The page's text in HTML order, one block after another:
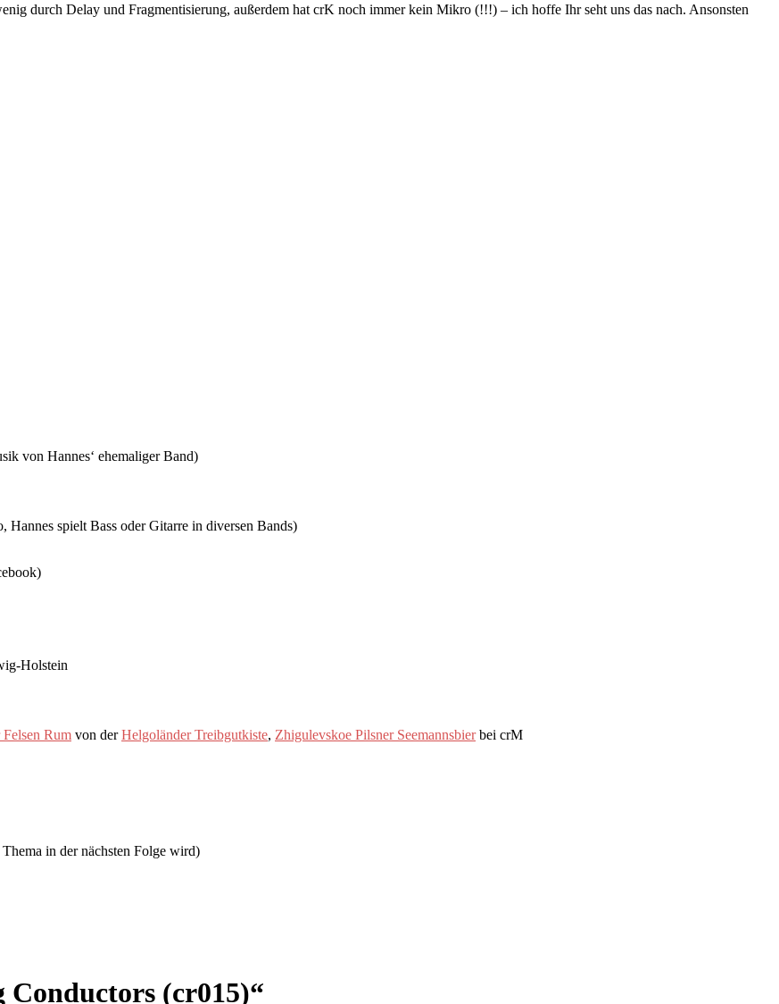
durch Delay und Fragmentisierung, außerdem hat crK noch immer kein Mikro (!!!) – ich hoffe Ihr seht uns das nach. Ansonsten
von Hannes‘ ehemaliger Band)
spielt Bass oder Gitarre in diversen Bands)
Holstein
Felsen Rum von derHelgoländer Treibgutkiste, Zhigulevskoe Pilsner Seemannsbierbei crM
in der nächsten Folge wird)
Conductors (cr015)“